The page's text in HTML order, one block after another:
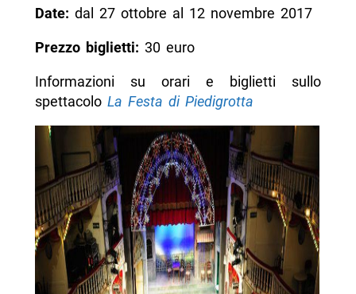
Date: dal 27 ottobre al 12 novembre 2017
Prezzo biglietti: 30 euro
Informazioni su orari e biglietti sullo
spettacolo La Festa di Piedigrotta